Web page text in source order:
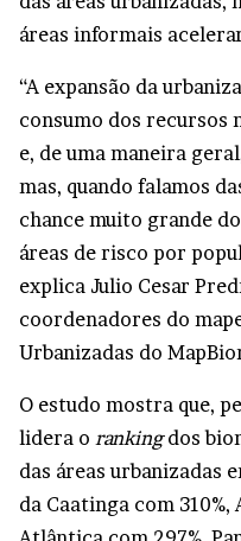
áreas informais
“A expansão da
consumo dos recursos
e, de uma maneira
mas, quando falamos
chance muito grande
áreas de risco por
explica Julio Cesar
coordenadores do
Urbanizadas do
O estudo mostra que,
lidera o rankingdos
das áreas urbanizadas
da Caatinga com